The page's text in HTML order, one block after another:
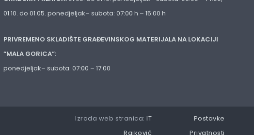
01.10. do 01.05. ponedjeljak– subota: 07:00 h – 15:00 h
PRIVREMENO SKLADIŠTE GRAĐEVINSKOG MATERIJALA NA LOKACIJI
“MALA GORICA”:
ponedjeljak– subota: 07:00 – 17:00
Izrada web stranica:IT
Rajković
Postavke
Privatnosti